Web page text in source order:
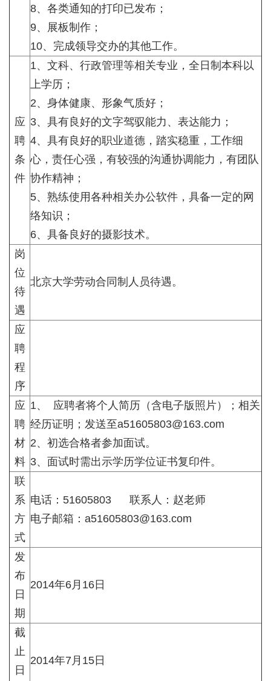
8、各类通知的打印已发布；
9、展板制作；
10、完成领导交办的其他工作。
应
聘
条
件
1、文科、行政管理等相关专业，全日制本科以
上学历；
2、身体健康、形象气质好；
3、具有良好的文字驾驭能力、表达能力；
4、具有良好的职业道德，踏实稳重，工作细
心，责任心强，有较强的沟通协调能力，有团队
协作精神；
5、熟练使用各种相关办公软件，具备一定的网
络知识；
6、具备良好的摄影技术。
岗
位
待
遇
北京大学劳动合同制人员待遇。
应
聘
程
序
应
聘
材
料
1、 应聘者将个人简历（含电子版照片）；相关
经历证明； 发送至a51605803@163.com
2、初选合格者参加面试。
3、面试时需出示学历学位证书复印件。
联
系
方
式
电话：51605803 联系人：赵老师
电子邮箱：a51605803@163.com
发
布
日
期
2014年6月16日
截
止
日
2014年7月15日